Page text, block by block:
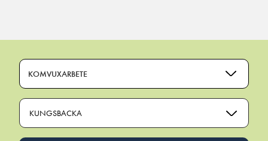
KOMVUXARBETE
KUNGSBACKA